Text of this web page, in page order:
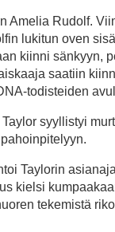
Amelia Rudolf.
lukitun oven
kiinni sänkyyn,
saatiin
todisteiden
syyllistyi
Taylorin
kielsi
tekemistä